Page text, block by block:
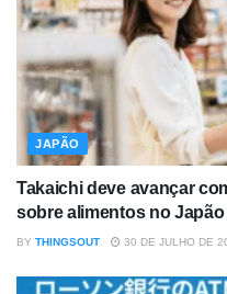
JAPÃO
Takaichi deve avançar
sobre alimentos no Japão
BY THINGSOUT 30 DE JULHO DE